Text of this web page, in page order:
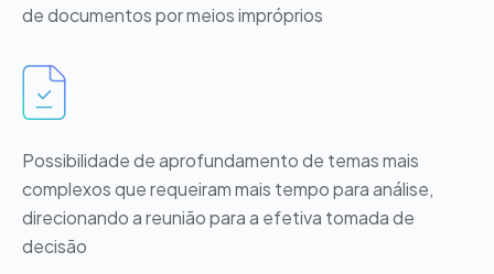
de documentos por meios impróprios
Possibilidade de aprofundamento de temas mais
complexos que requeiram mais tempo para análise,
direcionando a reunião para a efetiva tomada de
decisão